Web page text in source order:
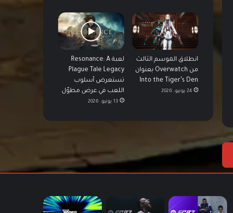
انطلاق الموسم الثالث
من Overwatch بعنوان
Into the Tiger’s Den
24 يونيو، 2026
لعبة Resonance: A
Plague Tale Legacy
تستعرض أسلوب
اللعب في عرض مطوّل
13 يونيو، 2026